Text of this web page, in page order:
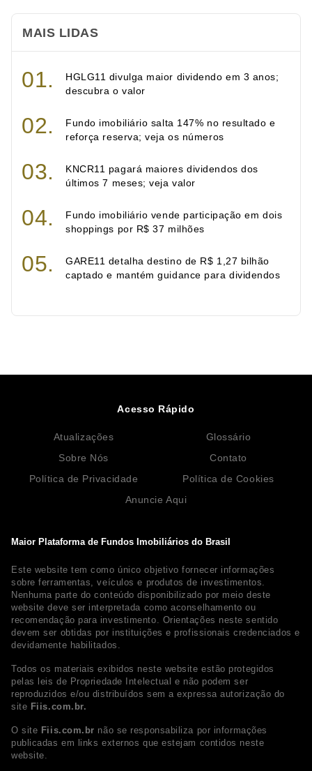
MAIS LIDAS
HGLG11 divulga maior dividendo em 3 anos;
descubra o valor
Fundo imobiliário salta 147% no resultado e
reforça reserva; veja os números
KNCR11 pagará maiores dividendos dos
últimos 7 meses; veja valor
Fundo imobiliário vende participação em dois
shoppings por R$ 37 milhões
GARE11 detalha destino de R$ 1,27 bilhão
captado e mantém guidance para dividendos
Maior Plataforma de Fundos Imobiliários do Brasil
Este website tem como único objetivo fornecer informações
sobre ferramentas, veículos e produtos de investimentos.
Nenhuma parte do conteúdo disponibilizado por meio deste
website deve ser interpretada como aconselhamento ou
recomendação para investimento. Orientações neste sentido
devem ser obtidas por instituições e profissionais credenciados e
devidamente habilitados.
Todos os materiais exibidos neste website estão protegidos
pelas leis de Propriedade Intelectual e não podem ser
reproduzidos e/ou distribuídos sem a expressa autorização do
site Fiis.com.br.
O site Fiis.com.br não se responsabiliza por informações
publicadas em links externos que estejam contidos neste
website.
Acesso Rápido
Atualizações
Glossário
Sobre Nós
Contato
Política de Privacidade
Política de Cookies
Anuncie Aqui